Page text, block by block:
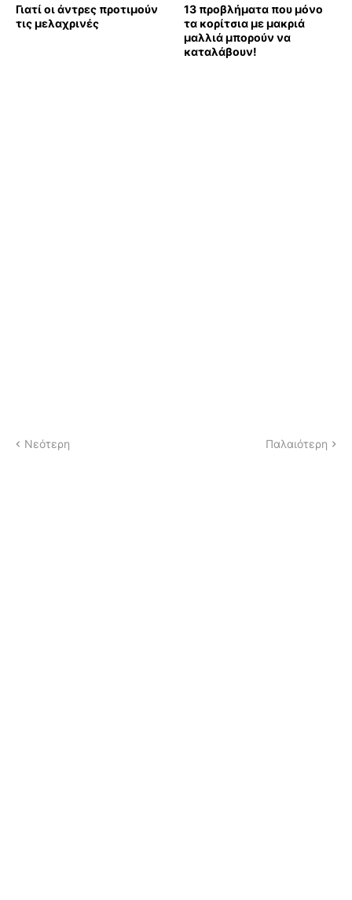
Γιατί οι άντρες προτιμούν
τις μελαχρινές
13 προβλήματα που μόνο
τα κορίτσια με μακριά
μαλλιά μπορούν να
καταλάβουν!
Νεότερη Παλαιότερη